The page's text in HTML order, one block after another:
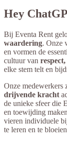
Hey
Bij Eventa Rent
waardering. Onze
en vormen de
cultuur van
elke stem telt en
Onze medewerkers
drijvende kracht
de unieke sfeer die
en toewijding
vieren individuele
te leren en te